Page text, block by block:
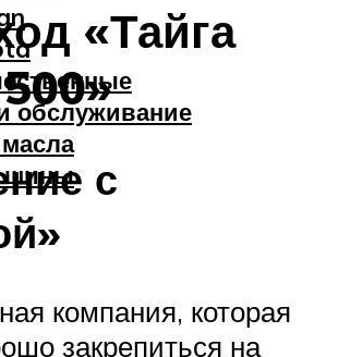
обслуживание
шины
«Тайга
с
компания, которая
закрепиться на